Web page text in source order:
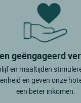
geëngageerd
en maaltijden
en geven onze
een beter inkomen.